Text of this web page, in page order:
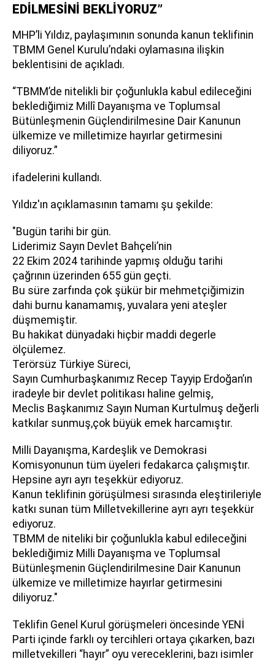
EDİLMESİNİ BEKLİYORUZ”
MHP’li Yıldız, paylaşımının sonunda kanun teklifinin
TBMM Genel Kurulu’ndaki oylamasına ilişkin
beklentisini de açıkladı.
“TBMM’de nitelikli bir çoğunlukla kabul edileceğini
beklediğimiz Millî Dayanışma ve Toplumsal
Bütünleşmenin Güçlendirilmesine Dair Kanunun
ülkemize ve milletimize hayırlar getirmesini
diliyoruz.”
ifadelerini kullandı.
Yıldız'ın açıklamasının tamamı şu şekilde:
"Bugün tarihi bir gün.
Liderimiz Sayın Devlet Bahçeli’nin
22 Ekim 2024 tarihinde yapmış olduğu tarihi
çağrının üzerinden 655 gün geçti.
Bu süre zarfında çok şükür bir mehmetçiğimizin
dahi burnu kanamamış, yuvalara yeni ateşler
düşmemiştir.
Bu hakikat dünyadaki hiçbir maddi degerle
ölçülemez.
Terörsüz Türkiye Süreci,
Sayın Cumhurbaşkanımız Recep Tayyip Erdoğan’ın
iradeyle bir devlet politikası haline gelmiş,
Meclis Başkanımız Sayın Numan Kurtulmuş değerli
katkılar sunmuş,çok büyük emek harcamıştır.
Milli Dayanışma, Kardeşlik ve Demokrasi
Komisyonunun tüm üyeleri fedakarca çalışmıştır.
Hepsine ayrı ayrı teşekkür ediyoruz.
Kanun teklifinin görüşülmesi sırasında eleştirileriyle
katkı sunan tüm Milletvekillerine ayrı ayrı teşekkür
ediyoruz.
TBMM de niteliki bir çoğunlukla kabul edileceğini
beklediğimiz Milli Dayanışma ve Toplumsal
Bütünleşmenin Güçlendirilmesine Dair Kanunun
ülkemize ve milletimize hayırlar getirmesini
diliyoruz."
Teklifin Genel Kurul görüşmeleri öncesinde YENİ
Parti içinde farklı oy tercihleri ortaya çıkarken, bazı
milletvekilleri “hayır” oyu vereceklerini, bazı isimler